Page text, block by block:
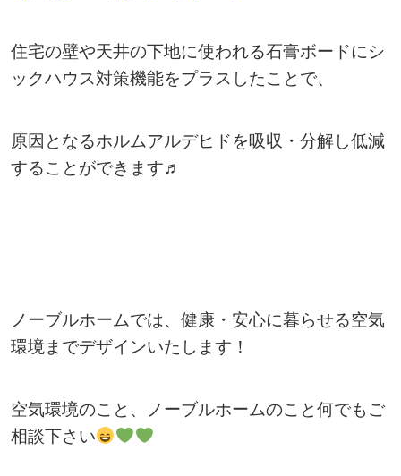
住宅の壁や天井の下地に使われる石膏ボードにシ
ックハウス対策機能をプラスしたことで、
原因となるホルムアルデヒドを吸収・分解し低減
することができます♬
ノーブルホームでは、健康・安心に暮らせる空気
環境までデザインいたします！
空気環境のこと、ノーブルホームのこと何でもご
相談下さい